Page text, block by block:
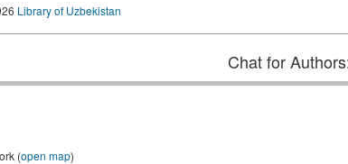
Library of Uzbekistan
Chat for
(open map)